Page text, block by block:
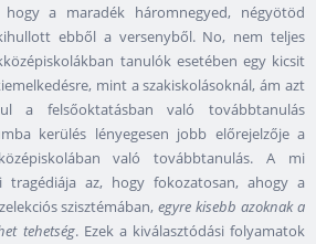
a maradék háromnegyed, négyötöd
ebből a versenyből. No, nem teljes
tanulók esetében egy kicsit
mint a szakiskolásoknál, ám azt
a felsőoktatásban való továbbtanulás
kerülés lényegesen jobb előrejelzője a
való továbbtanulás. A mi
tragédiája az, hogy fokozatosan, ahogy a
szisztémában,egyre kisebb azoknak a
tehetség. Ezek a kiválasztódási folyamatok